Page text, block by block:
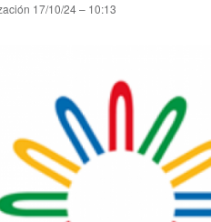
17/10/24 – 10:13